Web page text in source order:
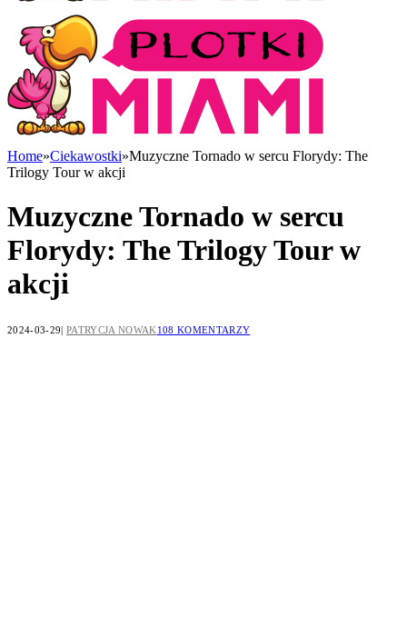
Home»Ciekawostki»Muzyczne Tornado w sercu Florydy: The
Trilogy Tour w akcji
Muzyczne Tornado w sercu
Florydy: The Trilogy Tour w
akcji
2024-03-29 PATRYCJA NOWAK 108 KOMENTARZY